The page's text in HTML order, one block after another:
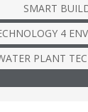
SMART
4
PLANT